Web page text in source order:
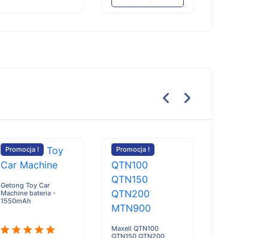
Promocja !
Getong Toy Car
Machine bateria -
1550mAh
Promocja !
Maxell QTN100
QTN150 QTN200